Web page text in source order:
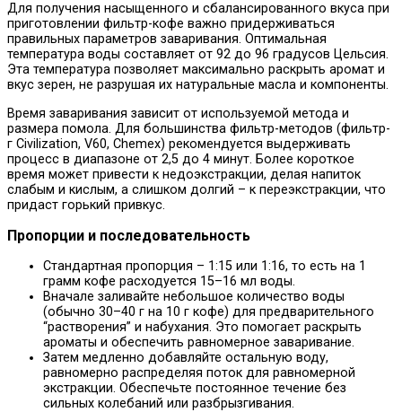
Для получения насыщенного и сбалансированного вкуса при
приготовлении фильтр-кофе важно придерживаться
правильных параметров заваривания. Оптимальная
температура воды составляет от 92 до 96 градусов Цельсия.
Эта температура позволяет максимально раскрыть аромат и
вкус зерен, не разрушая их натуральные масла и компоненты.
Время заваривания зависит от используемой метода и
размера помола. Для большинства фильтр-методов (фильтр-
г Civilization, V60, Chemex) рекомендуется выдерживать
процесс в диапазоне от 2,5 до 4 минут. Более короткое
время может привести к недоэкстракции, делая напиток
слабым и кислым, а слишком долгий – к переэкстракции, что
придаст горький привкус.
Пропорции и последовательность
Стандартная пропорция – 1:15 или 1:16, то есть на 1
грамм кофе расходуется 15–16 мл воды.
Вначале заливайте небольшое количество воды
(обычно 30–40 г на 10 г кофе) для предварительного
“растворения” и набухания. Это помогает раскрыть
ароматы и обеспечить равномерное заваривание.
Затем медленно добавляйте остальную воду,
равномерно распределяя поток для равномерной
экстракции. Обеспечьте постоянное течение без
сильных колебаний или разбрызгивания.